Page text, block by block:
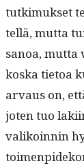
tutkimuk­set
tel­lä, mut­ta
sanoa, mut­ta
kos­ka tietoa
arvaus on,
joten tuo
valikoin­nin